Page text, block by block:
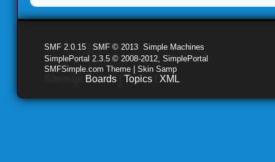
SMF 2.0.15 SMF © 2013 Simple Machines
SimplePortal 2.3.5 © 2008-2012, SimplePortal
SMFSimple.com Theme | Skin Samp
Boards Topics XML